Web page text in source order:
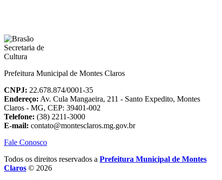
Prefeitura Municipal de Montes Claros
CNPJ: 22.678.874/0001-35
Endereço: Av. Cula Mangaeira, 211 - Santo Expedito, Montes
Claros - MG, CEP: 39401-002
Telefone: (38) 2211-3000
E-mail: contato@montesclaros.mg.gov.br
Fale Conosco
Todos os direitos reservados a Prefeitura Municipal de Montes
Claros © 2026